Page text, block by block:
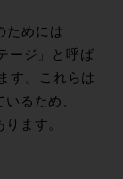
ためには
ージ」と呼ば
す。これらは
るため、
ます。